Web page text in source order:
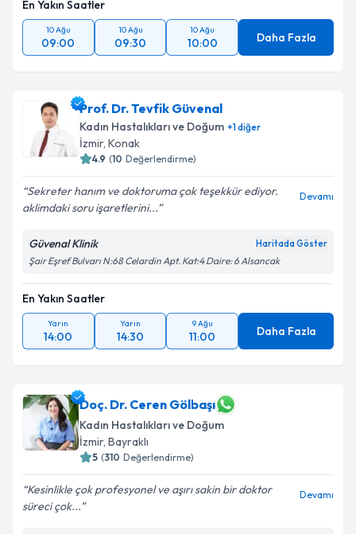
En Yakın Saatler
10 Ağu
09:00
10 Ağu
09:30
10 Ağu
10:00 Daha Fazla
Prof. Dr. Tevfik Güvenal
Kadın Hastalıkları ve Doğum +1diğer
İzmir, Konak
4.9 (10 Değerlendirme)
Sekreter hanım ve doktoruma çok teşekkür ediyor.
aklimdaki soru işaretlerini...
Devamı
Güvenal Klinik Haritada Göster
Şair Eşref Bulvarı N:68 Celardin Apt. Kat:4 Daire: 6 Alsancak
En Yakın Saatler
Yarın
14:00
Yarın
14:30
9 Ağu
11:00 Daha Fazla
Doç. Dr. Ceren Gölbaşı
Kadın Hastalıkları ve Doğum
İzmir, Bayraklı
5 (310 Değerlendirme)
Kesinlikle çok profesyonel ve aşırı sakin bir doktor
süreci çok...
Devamı